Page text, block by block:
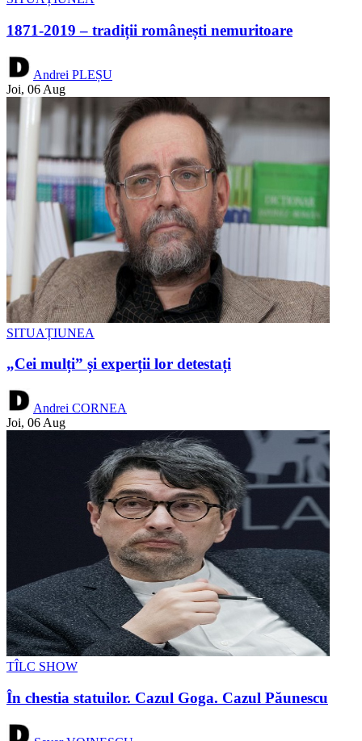
1871-2019 – tradiții românești nemuritoare
Andrei PLEȘU
Joi, 06 Aug
SITUAȚIUNEA
„Cei mulți” și experții lor detestați
Andrei CORNEA
Joi, 06 Aug
TÎLC SHOW
În chestia statuilor. Cazul Goga. Cazul Păunescu